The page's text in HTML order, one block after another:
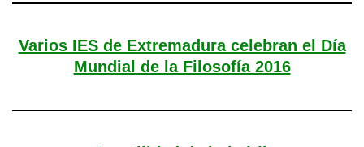
Varios IES de Extremadura celebran el Día
Mundial de la Filosofía 2016